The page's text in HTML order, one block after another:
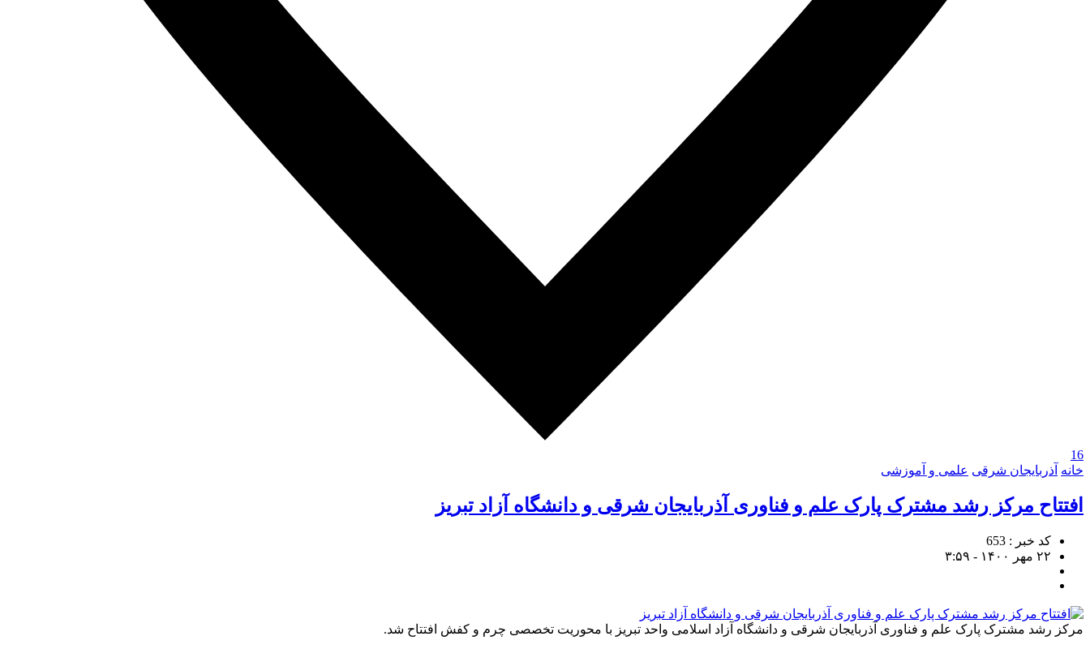
16
خانه آذربایجان شرقی علمی و آموزشی
افتتاح مرکز رشد مشترک پارک علم و فناوری آذربایجان شرقی و دانشگاه آزاد تبریز
کد خبر : 653
۲۲ مهر ۱۴۰۰ - ۳:۵۹
مرکز رشد مشترک پارک علم و فناوری آذربایجان شرقی و دانشگاه آزاد اسلامی واحد تبریز با محوریت تخصصی چرم و کفش افتتاح شد.